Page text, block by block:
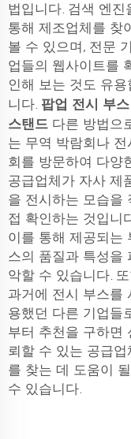
법입니다. 검색 엔진
통해 제조업체를 찾
볼 수 있으며, 전문 기
업들의 웹사이트를
인해 보는 것도 유용
니다. 팝업 전시 부스
스탠드 다른 방법으
는 무역 박람회나 전
회를 방문하여 다양
공급업체가 자사 제
을 전시하는 모습을
접 확인하는 것입니
이를 통해 제공되는
스의 품질과 특성을
악할 수 있습니다.
과거에 전시 부스를
용했던 다른 기업들
부터 추천을 구하면
뢰할 수 있는 공급업
를 찾는 데 도움이 될
수 있습니다.